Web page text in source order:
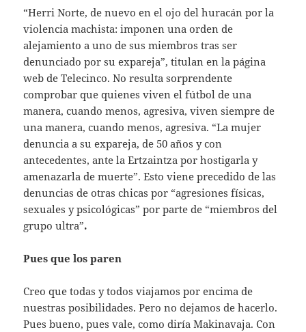
“Herri Norte, de nuevo en el ojo del huracán por la
violencia machista: imponen una orden de
alejamiento a uno de sus miembros tras ser
denunciado por su expareja”, titulan en la página
web de Telecinco. No resulta sorprendente
comprobar que quienes viven el fútbol de una
manera, cuando menos, agresiva, viven siempre de
una manera, cuando menos, agresiva. “La mujer
denuncia a su expareja, de 50 años y con
antecedentes, ante la Ertzaintza por hostigarla y
amenazarla de muerte”. Esto viene precedido de las
denuncias de otras chicas por “agresiones físicas,
sexuales y psicológicas” por parte de “miembros del
grupo ultra”.
Pues que los paren
Creo que todas y todos viajamos por encima de
nuestras posibilidades. Pero no dejamos de hacerlo.
Pues bueno, pues vale, como diría Makinavaja. Con